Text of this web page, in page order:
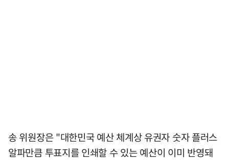
송 위원장은 "대한민국 예산 체계상 유권자 숫자 플러스
알파만큼 투표지를 인쇄할 수 있는 예산이 이미 반영돼